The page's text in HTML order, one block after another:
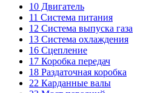
10 Двигатель
11 Система питания
12 Система выпуска газа
13 Система охлаждения
16 Сцепление
17 Коробка передач
18 Раздаточная коробка
22 Карданные валы